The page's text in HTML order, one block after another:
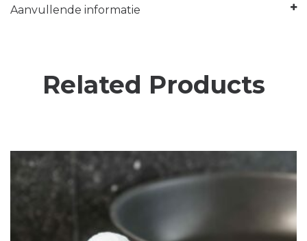
Aanvullende informatie
Related Products